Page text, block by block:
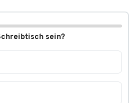
sein?